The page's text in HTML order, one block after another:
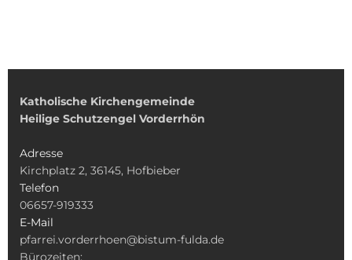
Katholische Kirchengemeinde
Heilige Schutzengel Vorderrhön
Adresse
Kirchplatz 2, 36145, Hofbieber
Telefon
06657-919333
E-Mail
pfarrei.vorderrhoen@bistum-fulda.de
Bürozeiten: